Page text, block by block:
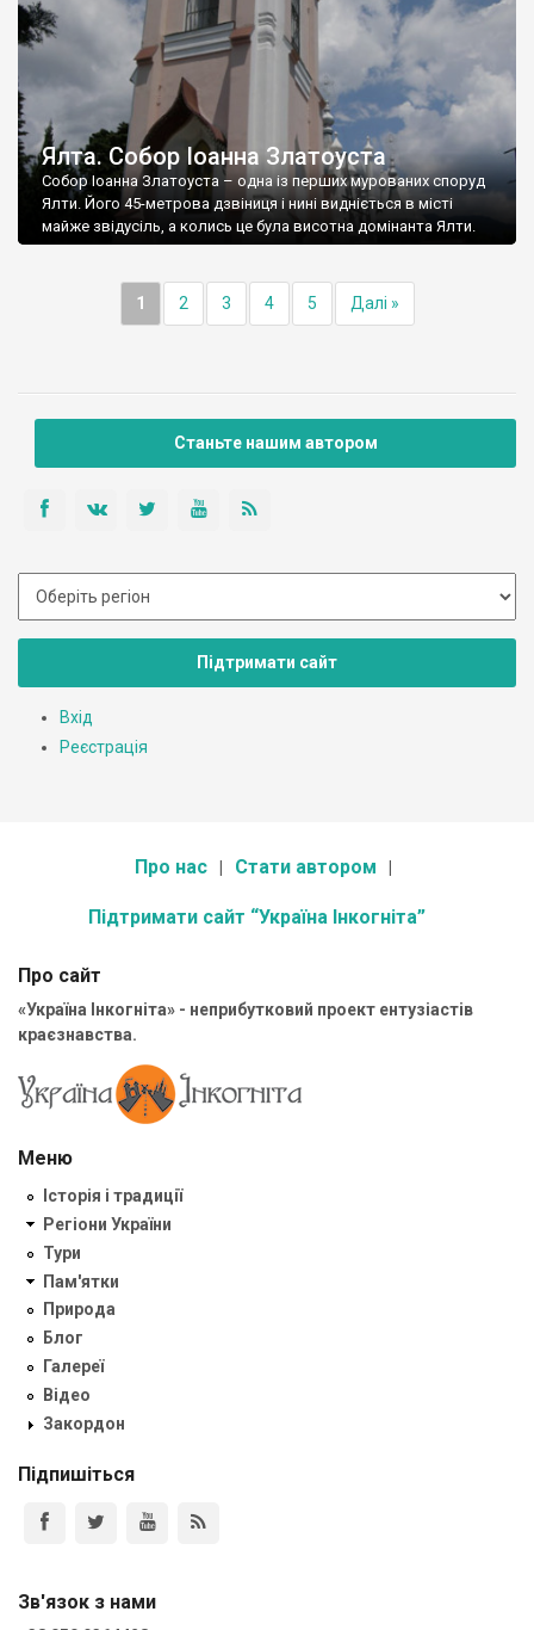
Ялта. Собор Іоанна Златоуста
Собор Іоанна Златоуста – одна із перших мурованих споруд
Ялти. Його 45-метрова дзвіниця і нині видніється в місті
майже звідусіль, а колись це була висотна домінанта Ялти.
1 2 3 4 5 Далі »
Станьте нашим автором
Підтримати сайт
Вхід
Реєстрація
Про нас Стати автором
Підтримати сайт “Україна Інкогніта”
Про сайт
«Україна Інкогніта» - неприбутковий проект ентузіастів
краєзнавства.
Меню
Історія і традиції
Регіони України
Тури
Пам'ятки
Природа
Блог
Галереї
Відео
Закордон
Підпишіться
Зв'язок з нами